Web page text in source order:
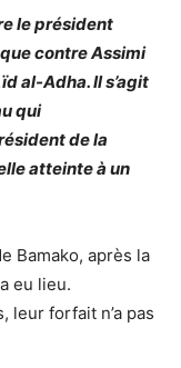
le président
contre Assimi
al-Adha. Il s’agit
qui
de la
atteinte à un
Bamako, après la
eu lieu.
leur forfait n’a pas